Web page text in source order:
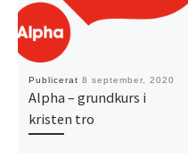
Publicerat 8 september, 2020
Alpha – grundkurs i
kristen tro